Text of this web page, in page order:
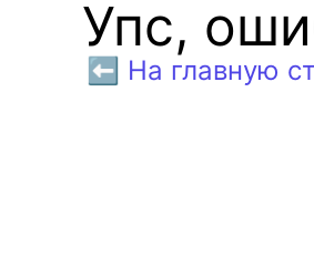
Упс,
⬅️ На главную